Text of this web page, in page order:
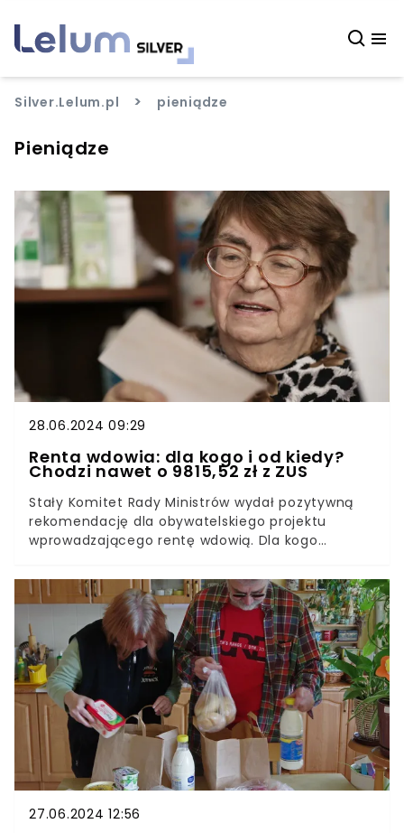
Silver.Lelum.pl > pieniądze
Pieniądze
28.06.2024 09:29
Renta wdowia: dla kogo i od kiedy?
Chodzi nawet o 9815,52 zł z ZUS
Stały Komitet Rady Ministrów wydał pozytywną
rekomendację dla obywatelskiego projektu
wprowadzającego rentę wdowią. Dla kogo
wejść w życie? Sprawdzamy.
27.06.2024 12:56